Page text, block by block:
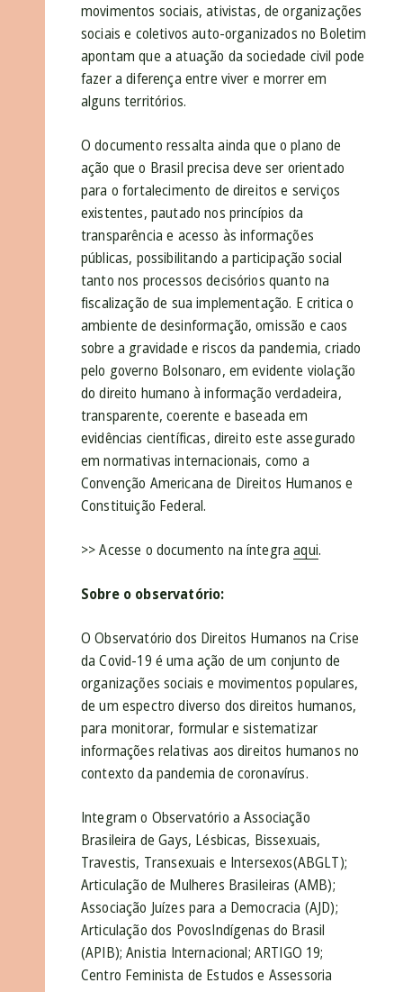
movimentos sociais, ativistas, de organizações
sociais e coletivos auto-organizados no Boletim
apontam que a atuação da sociedade civil pode
fazer a diferença entre viver e morrer em
alguns territórios.
O documento ressalta ainda que o plano de
ação que o Brasil precisa deve ser orientado
para o fortalecimento de direitos e serviços
existentes, pautado nos princípios da
transparência e acesso às informações
públicas, possibilitando a participação social
tanto nos processos decisórios quanto na
fiscalização de sua implementação. E critica o
ambiente de desinformação, omissão e caos
sobre a gravidade e riscos da pandemia, criado
pelo governo Bolsonaro, em evidente violação
do direito humano à informação verdadeira,
transparente, coerente e baseada em
evidências científicas, direito este assegurado
em normativas internacionais, como a
Convenção Americana de Direitos Humanos e
Constituição Federal.
>> Acesse o documento na íntegraaqui.
Sobre o observatório:
O Observatório dos Direitos Humanos na Crise
da Covid-19 é uma ação de um conjunto de
organizações sociais e movimentos populares,
de um espectro diverso dos direitos humanos,
para monitorar, formular e sistematizar
informações relativas aos direitos humanos no
contexto da pandemia de coronavírus.
Integram o Observatório a Associação
Brasileira de Gays, Lésbicas, Bissexuais,
Travestis, Transexuais e Intersexos(ABGLT);
Articulação de Mulheres Brasileiras (AMB);
Associação Juízes para a Democracia (AJD);
Articulação dos PovosIndígenas do Brasil
(APIB); Anistia Internacional; ARTIGO 19;
Centro Feminista de Estudos e Assessoria